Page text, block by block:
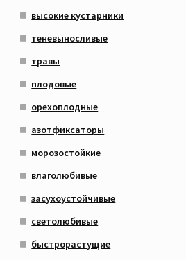
высокие кустарники
теневыносливые
травы
плодовые
орехоплодные
азотфиксаторы
морозостойкие
влаголюбивые
засухоустойчивые
светолюбивые
быстрорастущие